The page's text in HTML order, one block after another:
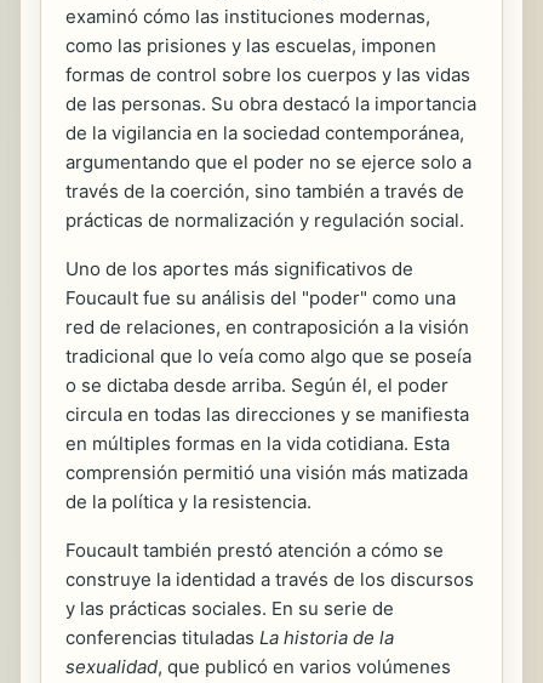
examinó cómo las instituciones modernas,
como las prisiones y las escuelas, imponen
formas de control sobre los cuerpos y las vidas
de las personas. Su obra destacó la importancia
de la vigilancia en la sociedad contemporánea,
argumentando que el poder no se ejerce solo a
través de la coerción, sino también a través de
prácticas de normalización y regulación social.
Uno de los aportes más significativos de
Foucault fue su análisis del "poder" como una
red de relaciones, en contraposición a la visión
tradicional que lo veía como algo que se poseía
o se dictaba desde arriba. Según él, el poder
circula en todas las direcciones y se manifiesta
en múltiples formas en la vida cotidiana. Esta
comprensión permitió una visión más matizada
de la política y la resistencia.
Foucault también prestó atención a cómo se
construye la identidad a través de los discursos
y las prácticas sociales. En su serie de
conferencias tituladas La historia de la
sexualidad, que publicó en varios volúmenes